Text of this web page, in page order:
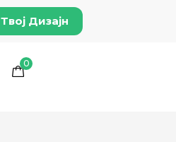
Твој Дизајн
0